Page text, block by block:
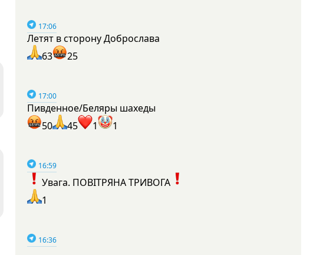
17:06
Летят в сторону Доброслава
63
25
17:00
Пивденное/Беляры шахеды
50
45 1 1
16:59
Увага. ПОВІТРЯНА ТРИВОГА
1
16:36